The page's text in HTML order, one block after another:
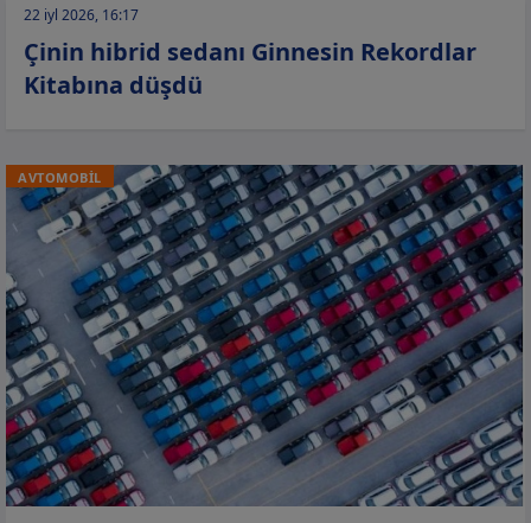
22 iyl 2026, 16:17
Çinin hibrid sedanı Ginnesin Rekordlar
Kitabına düşdü
AVTOMOBİL